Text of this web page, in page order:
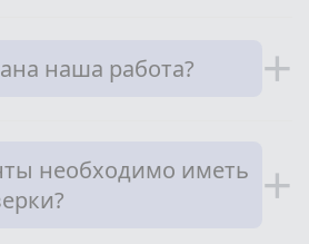
наша работа? +
необходимо иметь +